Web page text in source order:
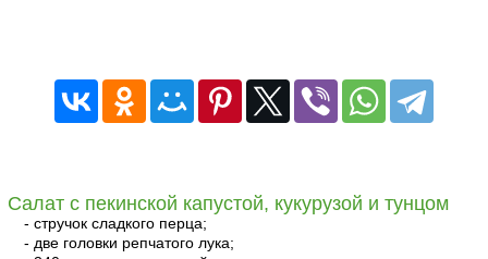
Салат с пекинской капустой, кукурузой и тунцом
- стручок сладкого перца;
- две головки репчатого лука;